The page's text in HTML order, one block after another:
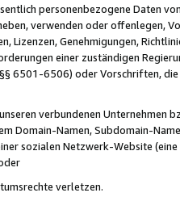
personenbezogene Daten
verwenden oder offenlegen,
Lizenzen, Genehmigungen,
einer zuständigen
6501-6506) oder Vorschriften,
verbundenen Unternehmen
Domain-Namen, Subdomain-
sozialen Netzwerk-Website
verletzen.